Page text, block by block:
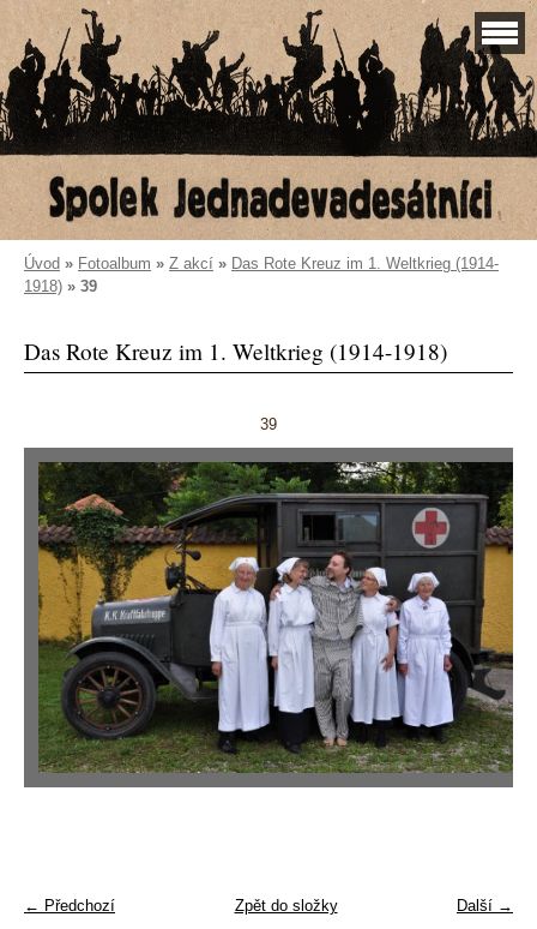
Úvod » Fotoalbum » Z akcí » Das Rote Kreuz im 1. Weltkrieg (1914-
1918) » 39
Das Rote Kreuz im 1. Weltkrieg (1914-1918)
39
← Předchozí Další →
Zpět do složky